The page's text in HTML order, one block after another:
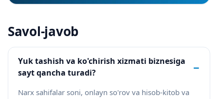
Savol-javob
Yuk tashish va ko'chirish xizmati biznesiga
sayt qancha turadi?
−
Narx sahifalar soni, onlayn so'rov va hisob-kitob va